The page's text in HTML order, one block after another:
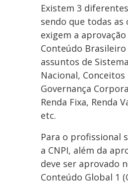
Existem 3
sendo que todas as
exigem a
Conteúdo Brasileiro
assuntos de
Nacional, Conceitos
Governança
Renda Fixa, Renda
etc.
Para o profissional
a CNPI, além da
deve ser aprovado
Conteúdo Global 1